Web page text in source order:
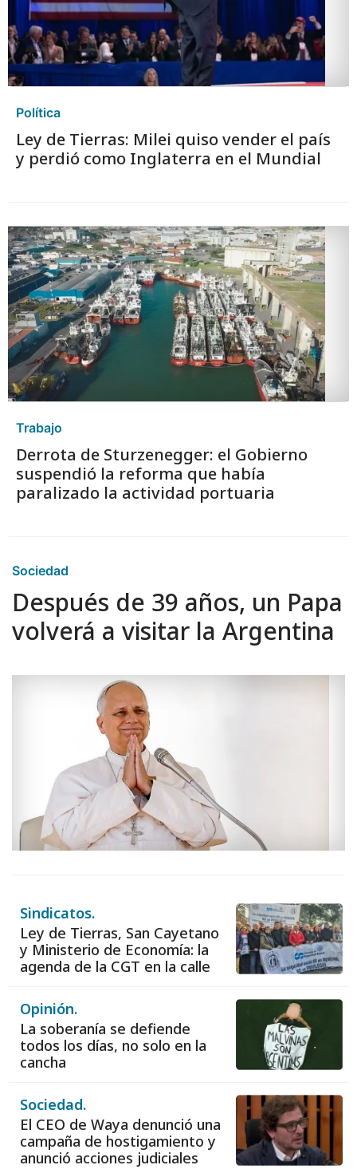
Política
Ley de Tierras: Milei quiso vender el país
y perdió como Inglaterra en el Mundial
Trabajo
Derrota de Sturzenegger: el Gobierno
suspendió la reforma que había
paralizado la actividad portuaria
Sociedad
Después de 39 años, un Papa
volverá a visitar la Argentina
Sindicatos.
Ley de Tierras, San Cayetano
y Ministerio de Economía: la
agenda de la CGT en la calle
Opinión.
La soberanía se defiende
todos los días, no solo en la
cancha
Sociedad.
El CEO de Waya denunció una
campaña de hostigamiento y
anunció acciones judiciales